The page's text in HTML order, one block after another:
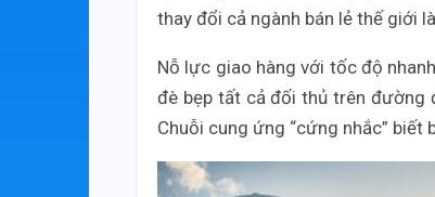
thay đổi cả ngành bán lẻ thế giới
Nỗ lực giao hàng với tốc độ
đè bẹp tất cả đối thủ trên đường
Chuỗi cung ứng “cứng nhắc” biết